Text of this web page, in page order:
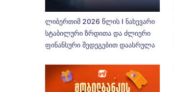
ლიბერთიმ 2026 წლის I ნახევარი
სტაბილური ზრდითა და ძლიერი
ფინანსური შედეგებით დაასრულა